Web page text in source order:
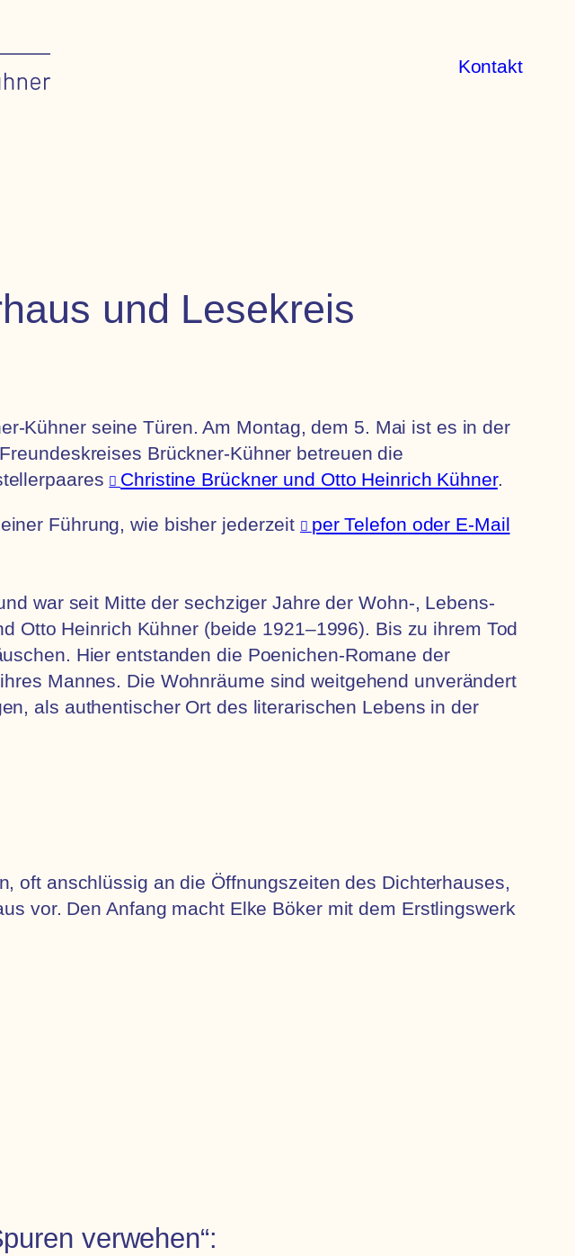
Kontakt
und Lesekreis
Kühner seine Türen. Am Montag, dem 5. Mai ist es in der
Brückner-Kühner betreuen die
Christine Brückner und Otto Heinrich Kühner.
Führung, wie bisher jederzeit
per Telefon oder E-Mail
war seit Mitte der sechziger Jahre der Wohn-, Lebens-
Otto Heinrich Kühner (beide 1921–1996). Bis zu ihrem Tod
Hier entstanden die Poenichen-Romane der
Mannes. Die Wohnräume sind weitgehend unverändert
als authentischer Ort des literarischen Lebens in der
oft anschlüssig an die Öffnungszeiten des Dichterhauses,
vor. Den Anfang macht Elke Böker mit dem Erstlingswerk
verwehen“: